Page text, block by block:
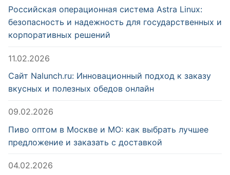
Российская операционная система Astra Linux:
безопасность и надежность для государственных и
корпоративных решений
11.02.2026
Сайт Nalunch.ru: Инновационный подход к заказу
вкусных и полезных обедов онлайн
09.02.2026
Пиво оптом в Москве и МО: как выбрать лучшее
предложение и заказать с доставкой
04.02.2026